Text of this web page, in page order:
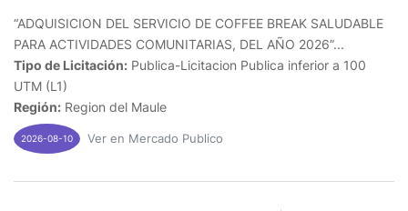
“ADQUISICION DEL SERVICIO DE COFFEE BREAK SALUDABLE
PARA ACTIVIDADES COMUNITARIAS, DEL AÑO 2026”...
Tipo de Licitación: Publica-Licitacion Publica inferior a 100
UTM (L1)
Región: Region del Maule
2026-08-10 Ver en Mercado Publico